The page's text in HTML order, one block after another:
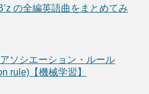
の全編英語曲をまとめてみ
アソシエーション・ルール
rule)【機械学習】